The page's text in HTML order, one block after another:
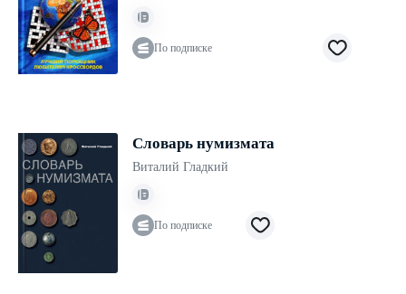
кроссвордов
По подписке
Словарь нумизмата
Виталий Гладкий
По подписке